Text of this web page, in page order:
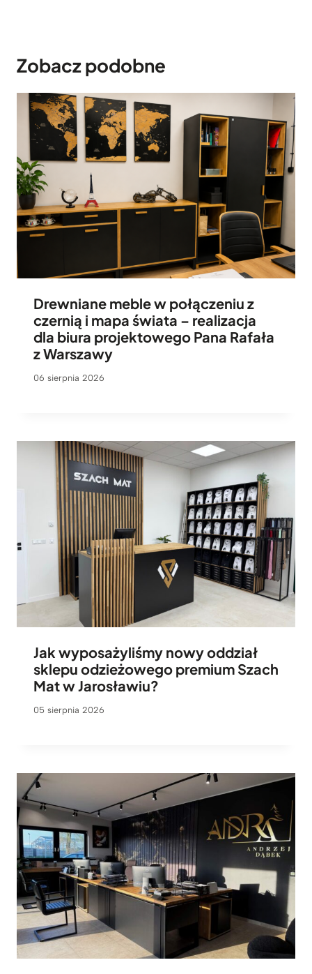
Zobacz podobne
Drewniane meble w połączeniu z
czernią i mapa świata – realizacja
dla biura projektowego Pana Rafała
z Warszawy
06 sierpnia 2026
Jak wyposażyliśmy nowy oddział
sklepu odzieżowego premium Szach
Mat w Jarosławiu?
05 sierpnia 2026